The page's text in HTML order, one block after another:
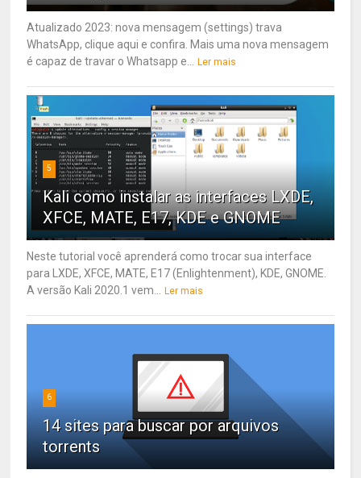
Atualizado 2023: nova mensagem (settings) trava
WhatsApp, clique aqui e confira. Mais uma nova mensagem
é capaz de travar o Whatsapp e...
Ler mais
5
Kali como instalar as interfaces LXDE,
XFCE, MATE, E17, KDE e GNOME
Neste tutorial você aprenderá como trocar sua interface
para LXDE, XFCE, MATE, E17 (Enlightenment), KDE, GNOME.
A versão Kali 2020.1 vem...
Ler mais
6
14 sites para buscar por arquivos
torrents